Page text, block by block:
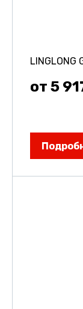
LINGLONG
от 5